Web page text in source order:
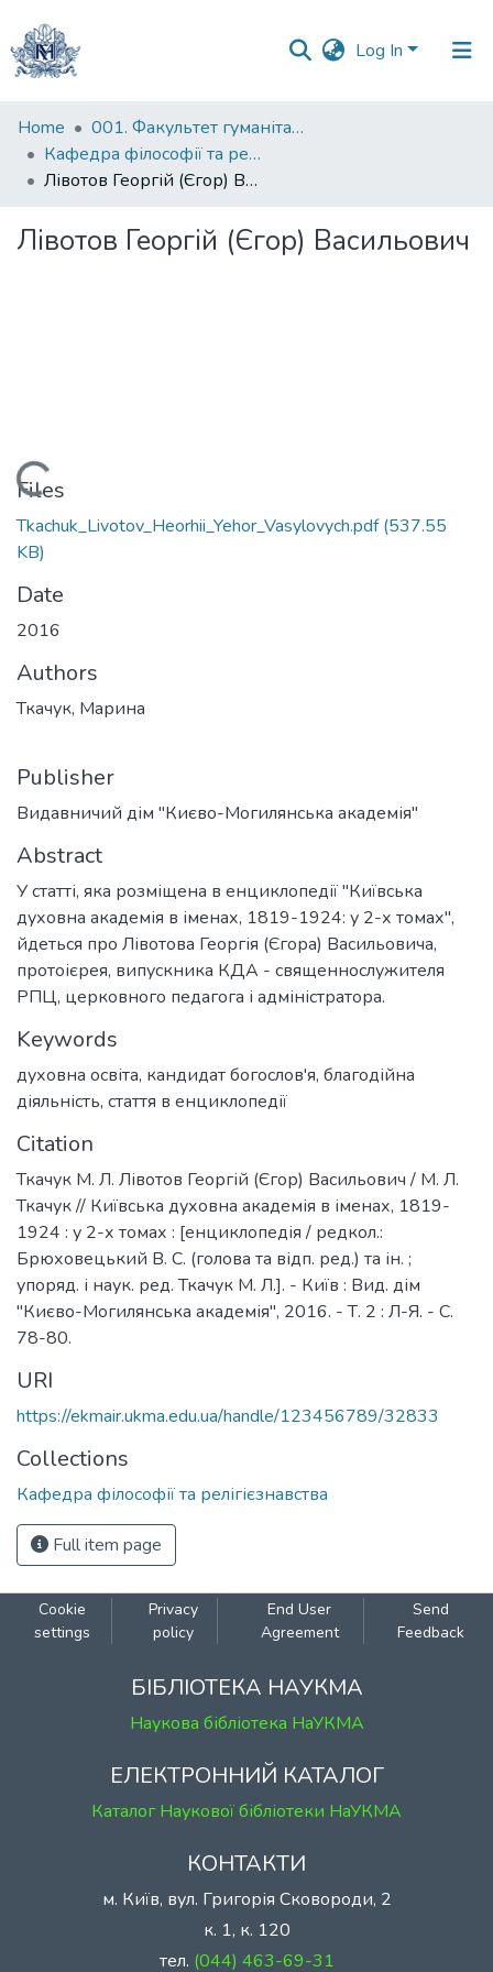
Log In
Communities
&
Collections
Home
001. Факультет гуманітарних наук
Кафедра філософії та релігієзнавства
Лівотов Георгій (Єгор) Васильович
Лівотов Георгій (Єгор) Васильович
Loading...
Files
Tkachuk_Livotov_Heorhii_Yehor_Vasylovych.pdf(537.55
KB)
Date
2016
Authors
Ткачук, Марина
Publisher
Видавничий дім "Києво-Могилянська академія"
Abstract
У статті, яка розміщена в енциклопедії "Київська
духовна академія в іменах, 1819-1924: у 2-х томах",
йдеться про Лівотова Георгія (Єгора) Васильовича,
протоієрея, випускника КДА - священнослужителя
РПЦ, церковного педагога і адміністратора.
Keywords
духовна освіта, кандидат богослов'я, благодійна
діяльність, стаття в енциклопедії
Citation
Ткачук М. Л. Лівотов Георгій (Єгор) Васильович / М. Л.
Ткачук // Київська духовна академія в іменах, 1819-
1924 : у 2-х томах : [енциклопедія / редкол.:
Брюховецький В. С. (голова та відп. ред.) та ін. ;
упоряд. і наук. ред. Ткачук М. Л.]. - Київ : Вид. дім
"Києво-Могилянська академія", 2016. - Т. 2 : Л-Я. - С.
78-80.
URI
https://ekmair.ukma.edu.ua/handle/123456789/32833
Collections
Кафедра філософії та релігієзнавства
Full item page
Cookie
settings
Privacy
policy
End User
Agreement
Send
Feedback
БІБЛІОТЕКА НАУКМА
Наукова бібліотека НаУКМА
ЕЛЕКТРОННИЙ КАТАЛОГ
Каталог Наукової бібліотеки НаУКМА
КОНТАКТИ
м. Київ, вул. Григорія Сковороди, 2
к. 1, к. 120
тел. (044) 463-69-31